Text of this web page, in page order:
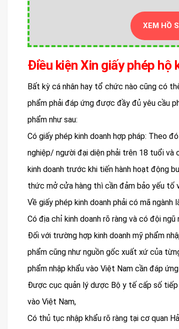
XEM HỒ
Điều kiện Xin giấy phép hộ
Bất kỳ cá nhân hay tổ chức nào cũng có
phẩm phải đáp ứng được đầy đủ yêu cầu
phẩm như sau:
Có giấy phép kinh doanh hợp pháp: Theo
nghiệp/ người đại diện phải trên 18 tuổi và
kinh doanh trước khi tiến hành hoạt động
thức mở cửa hàng thì cần đảm bảo yếu tố
Về giấy phép kinh doanh phải có mã ngành
Có địa chỉ kinh doanh rõ ràng và có đội
Đối với trường hợp kinh doanh mỹ phẩm
phẩm cũng như nguồn gốc xuất xứ của
phẩm nhập khẩu vào Việt Nam cần đáp
Được cục quản lý dược Bộ y tế cấp số tiếp
vào Việt Nam,
Có thủ tục nhập khẩu rõ ràng tại cơ quan